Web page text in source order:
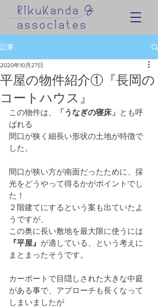
記事
平屋の物件紹介①『長岡の
コートハウス』
2020年10月27日
この物件は、 「うなぎの寝床」
とも呼
ばれる
間口が狭く細長い形状の土地が特徴で
した。
間口が狭い方が南面だったために、採
光をどうやって得るかがポイントでし
た！
２階建てにするという案も出ていたよ
うですが、
この奥に長い敷地を最大限に使うには
『平屋』 が適している、という考えに
まとまったそうです。
カーポートで目隠しされた大きな中庭
がある事で、アプローチも長くなって
しまいましたが